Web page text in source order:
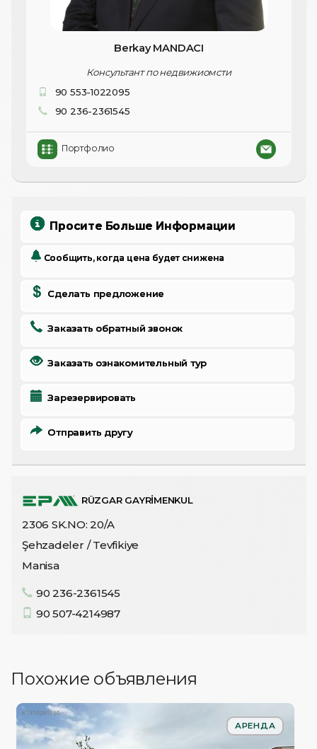
Berkay MANDACI
Консультант по недвижиомсти
90 553-1022095
90 236-2361545
Портфолио
Просите Больше Информации
Сообщить, когда цена будет снижена
Сделать предложение
Заказать обратный звонок
Заказать ознакомительный тур
Зарезервировать
Отправить другу
RÜZGAR GAYRİMENKUL
2306 SK.NO: 20/A
Şehzadeler / Tevfikiye
Manisa
90 236-2361545
90 507-4214987
Похожие объявления
АРЕНДА